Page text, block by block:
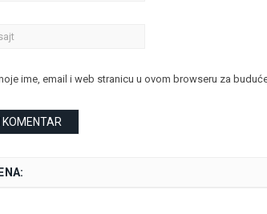
ime, email i web stranicu u ovom browseru za